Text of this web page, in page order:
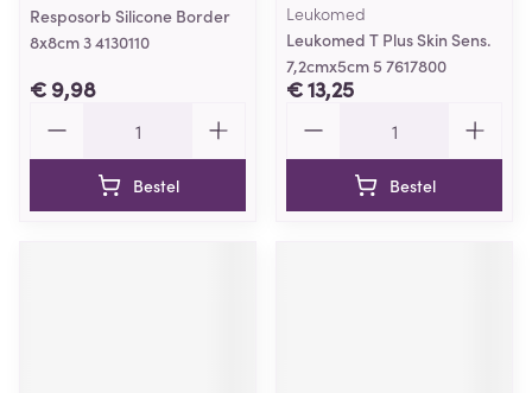
Resposorb Silicone Border
8x8cm 3 4130110
€ 9,98
Bestel
Leukomed
Leukomed T Plus Skin Sens.
7,2cmx5cm 5 7617800
€ 13,25
Bestel